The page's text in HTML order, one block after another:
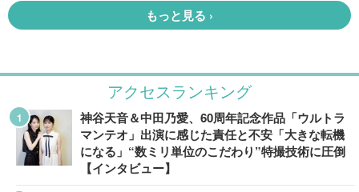
アクセスランキング
神谷天音＆中田乃愛、60周年記念作品「ウルトラ
マンテオ」出演に感じた責任と不安「大きな転機
になる」“数ミリ単位のこだわり”特撮技術に圧倒
【インタビュー】